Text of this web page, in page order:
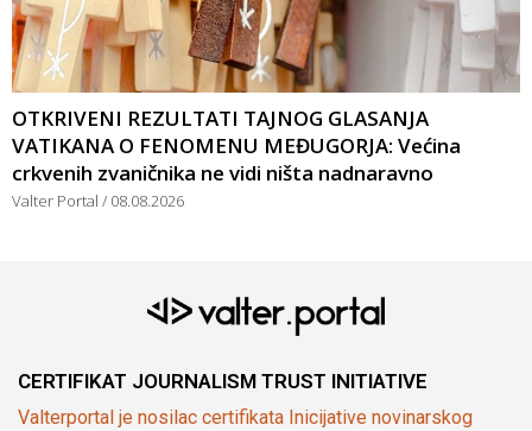
OTKRIVENI REZULTATI TAJNOG GLASANJA
VATIKANA O FENOMENU MEĐUGORJA: Većina
crkvenih zvaničnika ne vidi ništa nadnaravno
Valter Portal 08.08.2026
CERTIFIKAT JOURNALISM TRUST INITIATIVE
Valterportal je nosilac certifikata Inicijative novinarskog